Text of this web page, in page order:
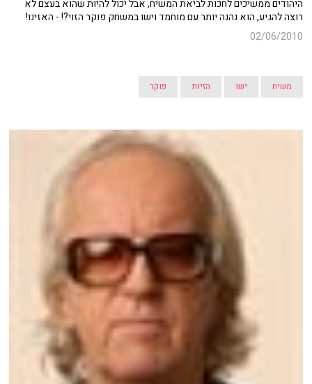
היהודים ממשיכים לחכות לביאת המשיח, אבל יכול להיות שהוא בעצם לא
רוצה להגיע, הוא נהנה יותר עם מוחמד וישו במשחק פוקר הזוי?! - האזינו!
02/06/2010
משיח ישו הזיות פוקר